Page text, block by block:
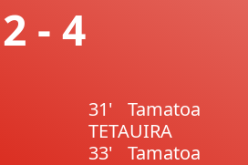
2 - 4
31'
Tamatoa
TETAUIRA
33'
Tamatoa